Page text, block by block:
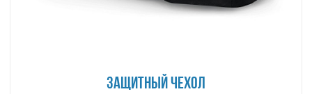
на всю площадь рабочей поверхности, не оставляя
ЗАЩИТНЫЙ ЧЕХОЛ